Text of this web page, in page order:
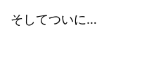
そしてついに…